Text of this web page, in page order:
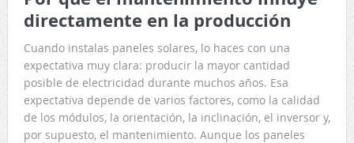
directamente en la producción
Cuando instalas paneles solares, lo haces con una
expectativa muy clara: producir la mayor cantidad
posible de electricidad durante muchos años. Esa
expectativa depende de varios factores, como la calidad
de los módulos, la orientación, la inclinación, el inversor y,
por supuesto, el mantenimiento. Aunque los paneles